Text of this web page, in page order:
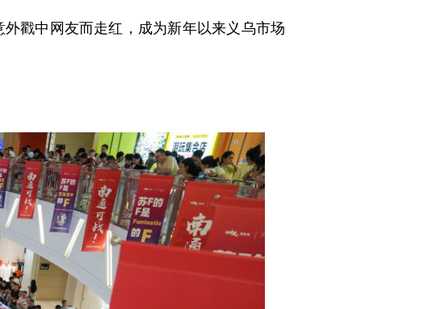
戳中网友而走红，成为新年以来义乌市场